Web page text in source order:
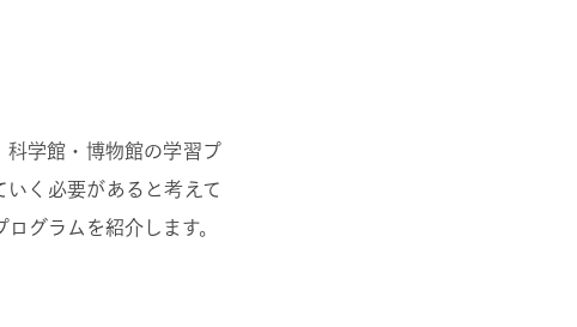
科学館・博物館の学習プ
く必要があると考えて
グラムを紹介します。